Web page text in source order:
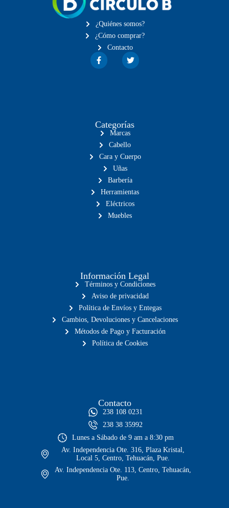
¿Quiénes somos?
¿Cómo comprar?
Contacto
Categorías
Marcas
Cabello
Cara y Cuerpo
Uñas
Barbería
Herramientas
Eléctricos
Muebles
Información Legal
Términos y Condiciones
Aviso de privacidad
Política de Envíos y Entegas
Cambios, Devoluciones y Cancelaciones
Métodos de Pago y Facturación
Política de Cookies
Contacto
238 108 0231
238 38 35992
Lunes a Sábado de 9 am a 8:30 pm
Av. Independencia Ote. 316, Plaza Kristal,
Local 5, Centro, Tehuacán, Pue.
Av. Independencia Ote. 113, Centro, Tehuacán,
Pue.